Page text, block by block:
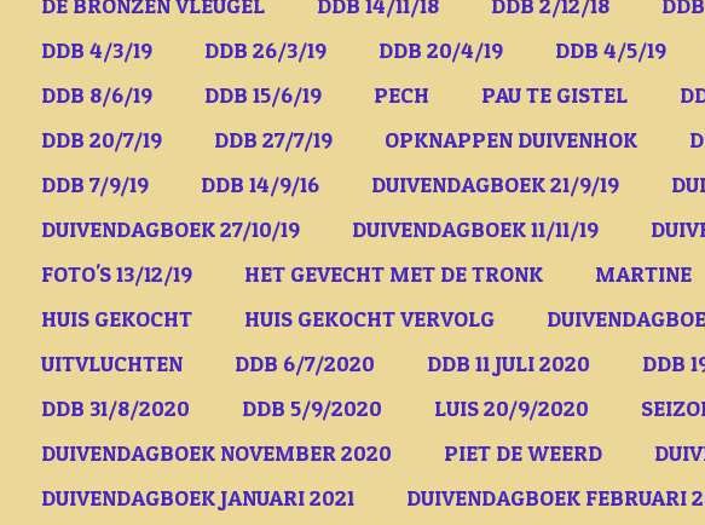
DE BRONZEN VLEUGEL
DDB 14/11/18 DDB 2/12/18
DDB 4/3/19
DDB 26/3/19 DDB 20/4/19 DDB 4/5/19
DDB 8/6/19
DDB 15/6/19 PECH PAU TE GISTEL
DDB 20/7/19
DDB 27/7/19 OPKNAPPEN DUIVENHOK
DDB 7/9/19
DDB 14/9/16 DUIVENDAGBOEK 21/9/19
DUIVENDAGBOEK 27/10/19
DUIVENDAGBOEK 11/11/19
FOTO'S 13/12/19
HET GEVECHT MET DE TRONK MARTINE
HUIS GEKOCHT
HUIS GEKOCHT VERVOLG
UITVLUCHTEN
DDB 6/7/2020 DDB 11 JULI 2020 DDB
DDB 31/8/2020
DDB 5/9/2020 LUIS 20/9/2020
DUIVENDAGBOEK NOVEMBER 2020
PIET DE WEERD
DUIVENDAGBOEK JANUARI 2021
DUIVENDAGBOEK FEBRUARI